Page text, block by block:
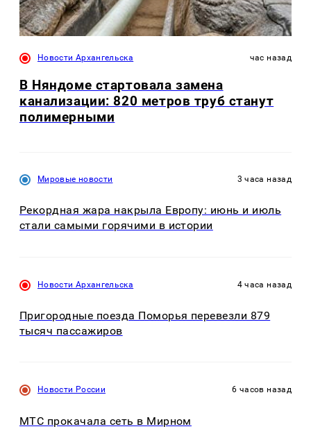
Новости Архангельска час назад
В Няндоме стартовала замена
канализации: 820 метров труб станут
полимерными
Мировые новости 3 часа назад
Рекордная жара накрыла Европу: июнь и июль
стали самыми горячими в истории
Новости Архангельска 4 часа назад
Пригородные поезда Поморья перевезли 879
тысяч пассажиров
Новости России 6 часов назад
МТС прокачала сеть в Мирном